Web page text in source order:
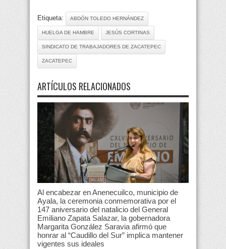
Etiqueta: ABDÓN TOLEDO HERNÁNDEZ
HUELGA DE HAMBRE JESÚS CORTINAS
SINDICATO DE TRABAJADORES DE ZACATEPEC
ZACATEPEC
ARTÍCULOS RELACIONADOS
Al encabezar en Anenecuilco, municipio de
Ayala, la ceremonia conmemorativa por el
147 aniversario del natalicio del General
Emiliano Zapata Salazar, la gobernadora
Margarita González Saravia afirmó que
honrar al “Caudillo del Sur” implica mantener
vigentes sus ideales